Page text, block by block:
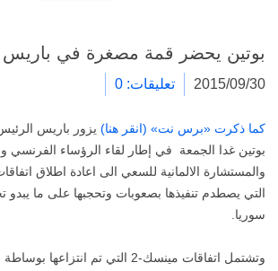
بوتين يحضر قمة مصغرة في باريس
2015/09/30 تعليقات: 0
كما ذكرت «برس نت» (انقر هنا) يزور باريس
بوتين غدا الجمعة في إطار لقاء الرؤساء الفرنسي
والمستشارة الالمانية للسعي الى اعادة اطلاق
التي يصطدم تنفيذها بصعوبات وتحجبها على ما
سوريا.
وتشتمل اتفاقات مينسك-2 التي تم